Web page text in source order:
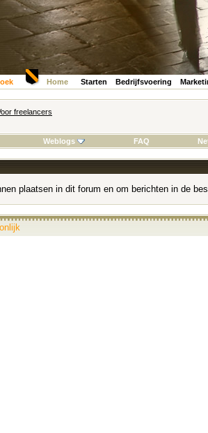
Home Starten Bedrijfsvoering
freelancers
Weblogs FAQ
plaatsen in dit forum en om berichten in de